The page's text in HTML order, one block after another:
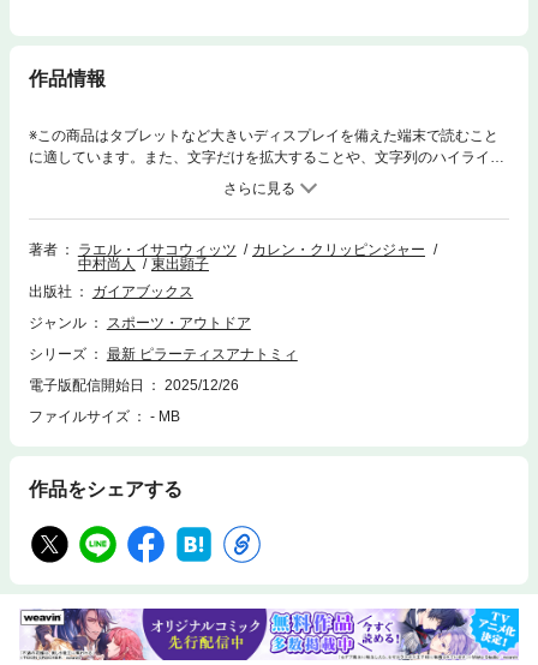
作品情報
※この商品はタブレットなど大きいディスプレイを備えた端末で読むこと
に適しています。また、文字だけを拡大することや、文字列のハイライ
ト、検索、辞書の参照、引用などの機能が使用できません。『ピラーティ
ス アナトミィ 第2版』は、詳細な解説とステップごとの説明、見事な解剖
学的イラスト付きの46種類のエクササイズによって、特定の筋肉のストレ
ッチ、強化、精密なコーディネーションを探究できるようになっている。
本書は、どの筋肉が作用しているか、呼吸・アライメント・動きが根本的
にどうつながっているか確認しながら、体を引き締め、コアを安定させ、
よう設計されている。 各エクササイズの「エクササイズのパーソナライ
ズ」セクションを活用すれば、自分の目的やレベルに合わせて調整し、ワ
ンによって難易度を下げれば誰にでもこなしやすいエクササイズになり、
バリエーションやプログレッションを選択すればエクササイズに高度な要
己認識のテクニックにも触れ、心身ともに鍛える独特のエクササイズを体
験できるようになっている。 ピラーティスの美と恩恵を探求しはじめた
ばかりの人にとっても、何年もピラーティスを続けてきた人にとっても、
本書はほかに類を見ない情報源であると確信できる。『ピラーティスアナ
トミィ 第1版』は2011年の刊行後、世界中で読まれ、たくさんの言語に翻
難易度を下げる方法（モディフィケーション）、難易度を上げる方法（プ
ログレッションとバリエーション）を含む「エクササイズのパーソナライ
ズ」という項目が追加され、適用範囲が広がり、自分のレベルや目的に合
著者 ラエル・イサコウィッツ
カレン・クリッピンジャー
中村尚人
東出顕子
出版社
ガイアブックス
ジャンル
スポーツ・アウトドア
シリーズ
最新 ピラーティスアナトミィ
電子版配信開始日
2025/12/26
ファイルサイズ
- MB
作品をシェアする